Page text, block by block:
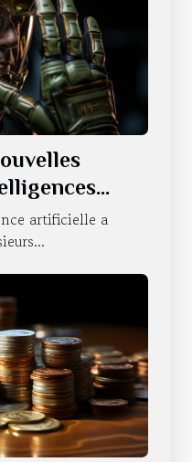
du
artificielle a